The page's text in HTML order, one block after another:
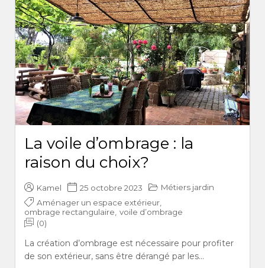
La voile d’ombrage : la
raison du choix?
Kamel 25 octobre 2023
Métiers jardin
Aménager un espace extérieur
ombrage rectangulaire voile d’ombrage
(0)
La création d’ombrage est nécessaire pour profiter
de son extérieur, sans être dérangé par les...